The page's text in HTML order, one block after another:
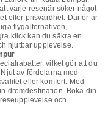
varje resenär söker något
eller prisvärdhet. Därför är
flygalternativen,
klick kan du säkra en
njutbar upplevelse.
vilket gör att du
av fördelarna med
eller komfort. Med
drömdestination. Boka din
och